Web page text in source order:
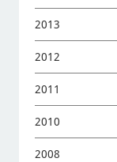
2013
2012
2011
2010
2008